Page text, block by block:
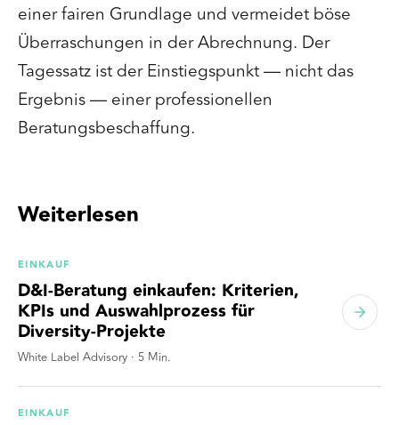
einer fairen Grundlage und vermeidet böse
Überraschungen in der Abrechnung. Der
Tagessatz ist der Einstiegspunkt — nicht das
Ergebnis — einer professionellen
Beratungsbeschaffung.
Weiterlesen
EINKAUF
D&I-Beratung einkaufen: Kriterien,
KPIs und Auswahlprozess für
Diversity-Projekte
White Label Advisory · 5 Min.
EINKAUF